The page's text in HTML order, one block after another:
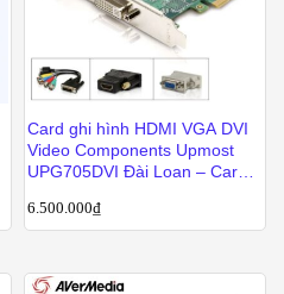
Card ghi hình HDMI VGA DVI
Video Components Upmost
UPG705DVI Đài Loan – Card
dụng
6.500.000₫